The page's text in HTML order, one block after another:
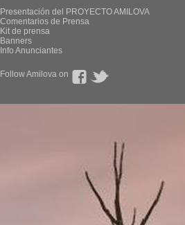
Presentación del PROYECTO AMILOVA
Comentarios de Prensa
Kit de prensa
Banners
Info Anunciantes
Follow Amilova on